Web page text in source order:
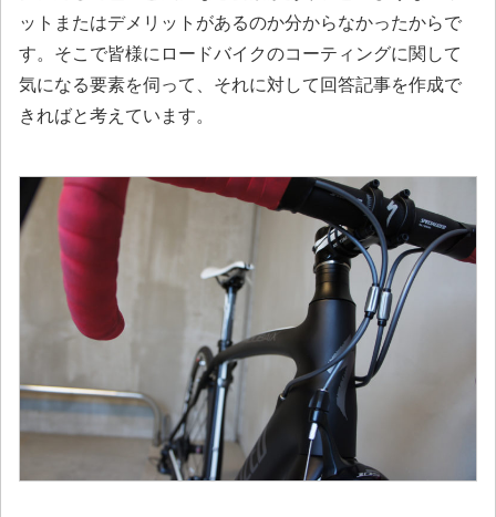
ットまたはデメリットがあるのか分からなかったからで
す。そこで皆様にロードバイクのコーティングに関して
気になる要素を伺って、それに対して回答記事を作成で
きればと考えています。